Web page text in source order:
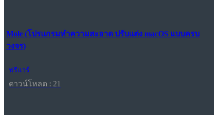
Mole (โปรแกรมทำความสะอาด ปรับแต่ง macOS แบบครบ
วงจร)
ฟรีแวร์
ดาวน์โหลด : 21